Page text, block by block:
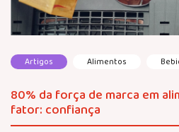
Artigos Alimentos
80% da força de marca em
fator: confiança